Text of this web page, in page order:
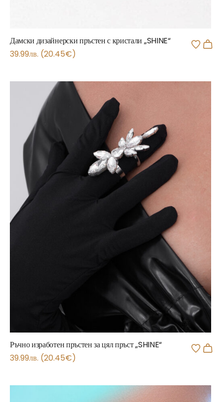
Дамски дизайнерски пръстен с кристали „SHINE“
39.99лв. (20.45€)
Ръчно изработен пръстен за цял пръст „SHINE“
39.99лв. (20.45€)